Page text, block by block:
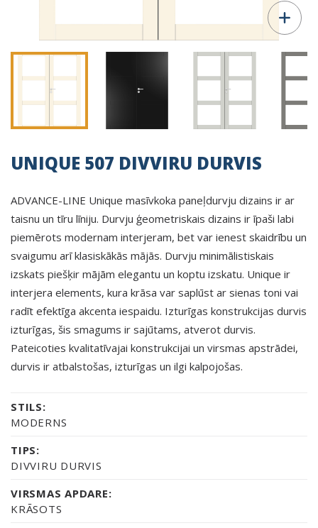
UNIQUE 507 DIVVIRU DURVIS
ADVANCE-LINE Unique masīvkoka paneļdurvju dizains ir ar
taisnu un tīru līniju. Durvju ģeometriskais dizains ir īpaši labi
piemērots modernam interjeram, bet var ienest skaidrību un
svaigumu arī klasiskākās mājās. Durvju minimālistiskais
izskats piešķir mājām elegantu un koptu izskatu. Unique ir
interjera elements, kura krāsa var saplūst ar sienas toni vai
radīt efektīga akcenta iespaidu. Izturīgas konstrukcijas durvis
izturīgas, šis smagums ir sajūtams, atverot durvis.
Pateicoties kvalitatīvajai konstrukcijai un virsmas apstrādei,
durvis ir atbalstošas, izturīgas un ilgi kalpojošas.
STILS:
MODERNS
TIPS:
DIVVIRU DURVIS
VIRSMAS APDARE:
KRĀSOTS